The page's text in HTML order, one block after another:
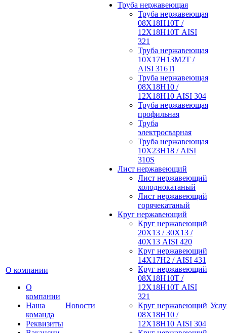
О компании
О
компании
Наша
команда
Реквизиты
Новости
Труба нержавеющая
Труба нержавеющая
08Х18Н10Т /
12Х18Н10Т AISI
321
Труба нержавеющая
10Х17Н13М2Т /
AISI 316Ti
Труба нержавеющая
08Х18Н10 /
12Х18Н10 AISI 304
Труба нержавеющая
профильная
Труба
электросварная
Труба нержавеющая
10Х23Н18 / AISI
310S
Лист нержавеющий
Лист нержавеющий
холоднокатаный
Лист нержавеющий
горячекатаный
Круг нержавеющий
Круг нержавеющий
20Х13 / 30Х13 /
40Х13 AISI 420
Круг нержавеющий
14Х17Н2 / AISI 431
Круг нержавеющий
08Х18Н10Т /
12Х18Н10Т AISI
321
Круг нержавеющий
08Х18Н10 /
12Х18Н10 AISI 304